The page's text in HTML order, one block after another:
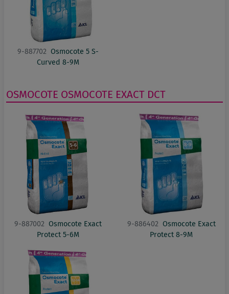
9-887702 Osmocote 5 S-
Curved 8-9M
OSMOCOTE OSMOCOTE EXACT DCT
9-887002 Osmocote Exact
Protect 5-6M
9-886402 Osmocote Exact
Protect 8-9M